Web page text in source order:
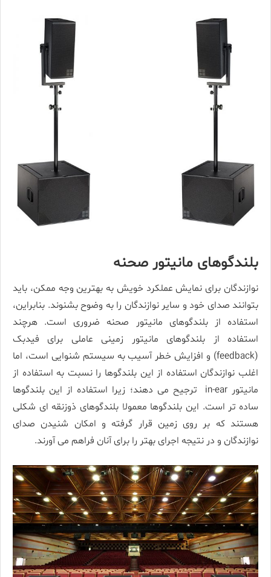
بلندگوهای مانیتور صحنه
نوازندگان برای نمایش عملکرد خویش به بهترین وجه ممکن، باید
بتوانند صدای خود و سایر نوازندگان را به وضوح بشنوند. بنابراین،
استفاده از بلندگوهای مانیتور صحنه ضروری است. هرچند
استفاده از بلندگوهای مانیتور زمینی عاملی برای فیدبک
(feedback) و افزایش خطر آسیب به سیستم شنوایی است، اما
اغلب نوازندگان استفاده از این بلندگوها را نسبت به استفاده از
مانیتور in-ear ترجیح می­ دهند؛ زیرا استفاده از این بلندگوها
ساده ­تر است. این بلندگوها معمولا بلندگوهای ذوزنقه ای شکلی
هستند که بر روی زمین قرار گرفته و امکان شنیدن صدای
نوازندگان و در نتیجه اجرای بهتر را برای آنان فراهم می­ آورند.